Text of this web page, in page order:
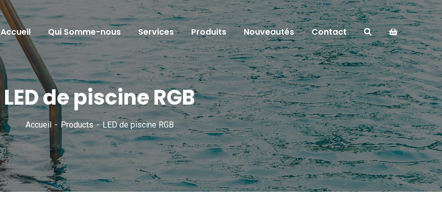
Accueil Qui Somme-nous Services Produits Nouveautés Contact
LED de piscine RGB
Accueil Products LED de piscine RGB